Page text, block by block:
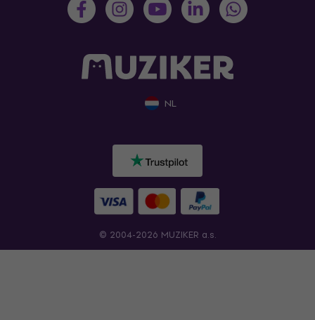
NL
© 2004-2026 MUZIKER a.s.